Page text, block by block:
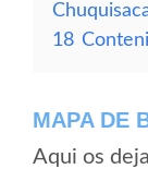
18
MAPA DE
Aqui os